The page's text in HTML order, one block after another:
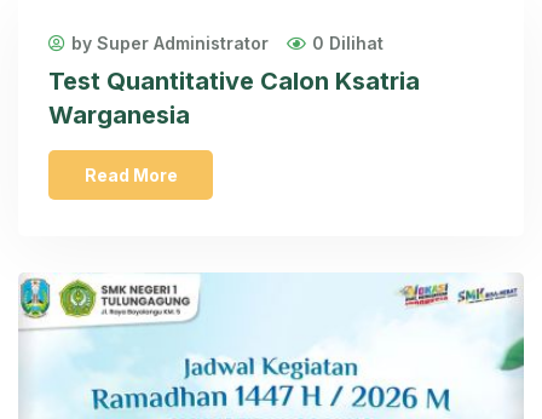
by Super Administrator 0 Dilihat
Test Quantitative Calon Ksatria
Warganesia
Read More